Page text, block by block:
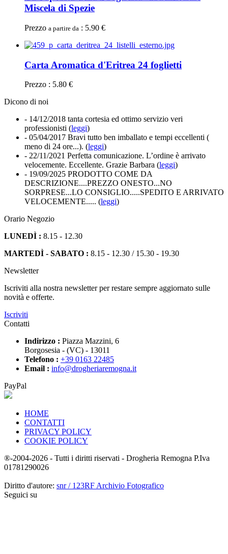
Miscela di Spezie
Prezzo a partire da : 5.90 €
Carta Aromatica d'Eritrea 24 foglietti
Prezzo : 5.80 €
Dicono di noi
- 14/12/2018 tanta cortesia ed ottimo servizio veri
professionisti (leggi)
- 05/04/2017 Bravi tutto ben imballato e tempi eccellenti (
meno di 24 ore...). (leggi)
- 22/11/2021 Perfetta comunicazione. L’ordine è arrivato
velocemente. Eccellente. Grazie Barbara (leggi)
- 19/09/2025 PRODOTTO COME DA
DESCRIZIONE....PREZZO ONESTO...NO
SORPRESE...LO CONSIGLIO.....SPEDITO E ARRIVATO
VELOCEMENTE..... (leggi)
Orario Negozio
LUNEDÌ : 8.15 - 12.30
MARTEDÌ - SABATO : 8.15 - 12.30 / 15.30 - 19.30
Newsletter
Iscriviti alla nostra newsletter per restare sempre aggiornato sulle
novità e offerte.
Iscriviti
Contatti
Indirizzo : Piazza Mazzini, 6
Borgosesia - (VC) - 13011
Telefono : +39 0163 22485
Email : info@drogheriaremogna.it
PayPal
HOME
CONTATTI
PRIVACY POLICY
COOKIE POLICY
®-2004-2026 - Tutti i diritti riservati - Drogheria Remogna P.Iva
01781290026
Diritto d'autore: snr / 123RF Archivio Fotografico
Seguici su